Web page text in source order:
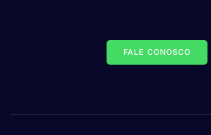
FALE CONOSCO